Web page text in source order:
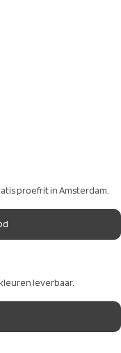
proefrit in Amsterdam.
leverbaar.